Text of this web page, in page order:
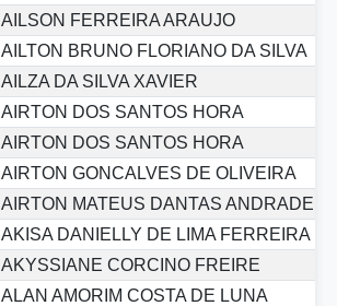
AILSON FERREIRA ARAUJO
AILTON BRUNO FLORIANO DA SILVA
AILZA DA SILVA XAVIER
AIRTON DOS SANTOS HORA
AIRTON DOS SANTOS HORA
AIRTON GONCALVES DE OLIVEIRA
AIRTON MATEUS DANTAS ANDRADE
AKISA DANIELLY DE LIMA FERREIRA
AKYSSIANE CORCINO FREIRE
ALAN AMORIM COSTA DE LUNA